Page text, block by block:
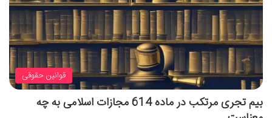
قوانین حقوقی
بیم تجری مرتکب در ماده 614 مجازات اسلامی به چه